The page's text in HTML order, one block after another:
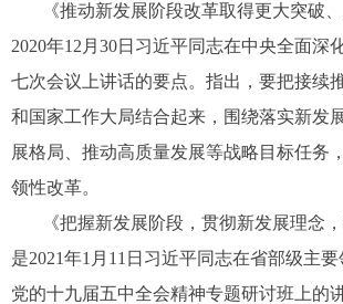
《推动新发展阶段改革取得更大突破
2020年12月30日习近平同志在中央全面深
七次会议上讲话的要点。指出，要把接续
和国家工作大局结合起来，围绕落实新发
展格局、推动高质量发展等战略目标任务
领性改革。
《把握新发展阶段，贯彻新发展理念
是2021年1月11日习近平同志在省部级主
党的十九届五中全会精神专题研讨班上的